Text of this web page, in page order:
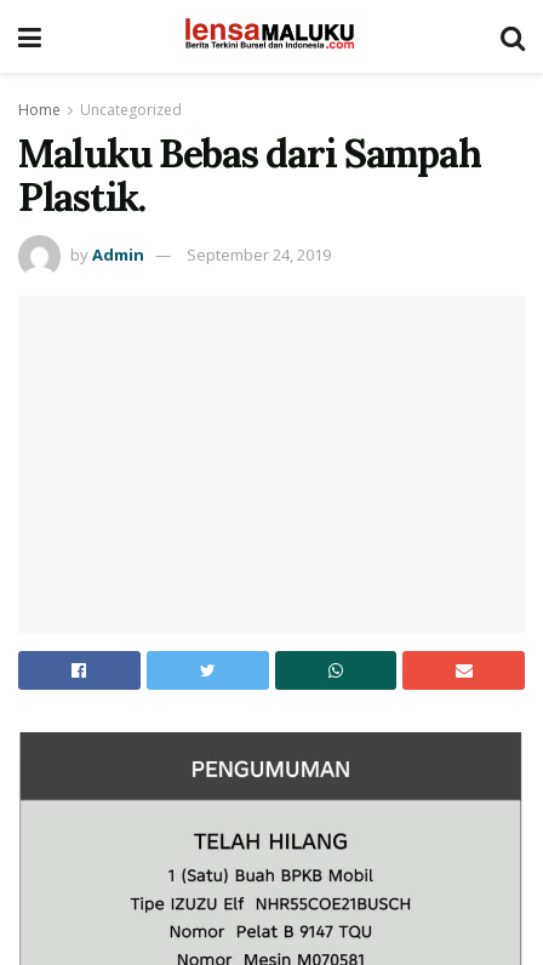
Home Uncategorized
Maluku Bebas dari Sampah
Plastik.
byAdmin September 24, 2019